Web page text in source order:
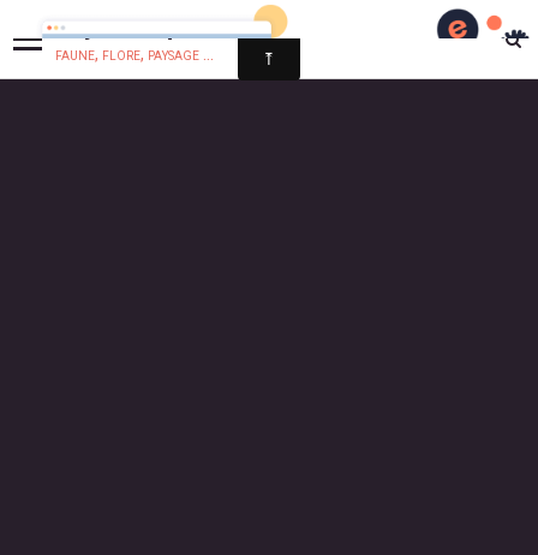
Pays Basque Nature
faune, flore, paysage ...